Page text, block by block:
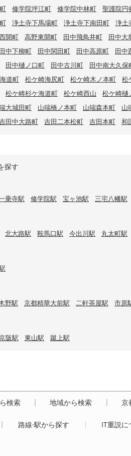
修学院坪江町 修学院中林町 聖護院円
浄土寺下馬場町 浄土寺下南田町 浄土
開町 高野東開町 田中飛鳥井町 田中大
田中下柳町 田中関田町 田中高原町 田中
田中樋ノ口町 田中古川町 田中南大久保
道町 松ケ崎海尻町 松ケ崎木ノ本町 松
松ケ崎杉ケ海道町 松ケ崎西山 松ケ崎樋
大城田町 山端橋ノ本町 山端森本町 山
田中大路町 吉田二本松町 吉田本町 和
探す
乗寺駅 修学院駅 宝ヶ池駅 三宅八幡駅
北大路駅 鞍馬口駅 今出川駅 丸太町駅
野駅 京都精華大前駅 二軒茶屋駅 市原
阪駅 東山駅 蹴上駅
検索 地域から検索 京
路線·駅から探す IT重説に